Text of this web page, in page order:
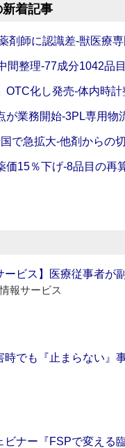
着記事
剤師に認識差‐獣医療
間整理‐77成分1042品
OTC化し発売‐体内時
が業務開始‐3PL専用物
で急拡大‐他剤からの
価15％下げ‐8品目の再
ービス】医療従事者が
報サービス
時でも『止まらない
ビナー『FSPで変える